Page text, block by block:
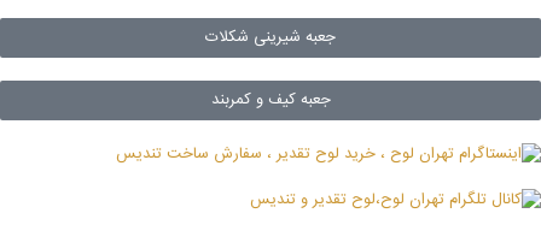
جعبه شیرینی شکلات
جعبه کیف و کمربند